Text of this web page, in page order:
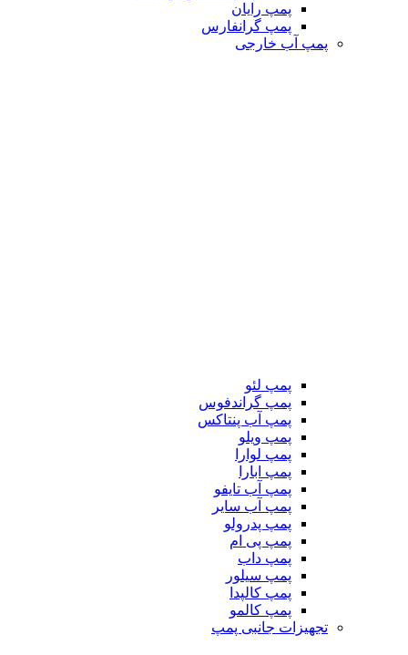
پمپ رایان
پمپ گرانفارس
پمپ آب خارجی
پمپ لئو
پمپ گراندفوس
پمپ آب پنتاکس
پمپ ویلو
پمپ لوارا
پمپ ابارا
پمپ آب تایفو
پمپ آب سایر
پمپ پدرولو
پمپ پی ام
پمپ داب
پمپ سیلور
پمپ کالپدا
پمپ کالمو
تجهیزات جانبی پمپ